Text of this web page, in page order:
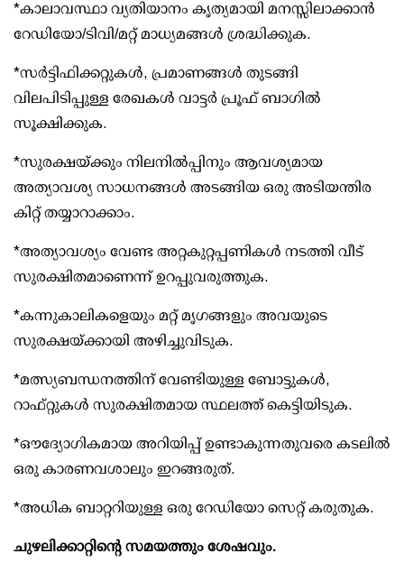
*കാലാവസ്ഥാ വ്യതിയാനം കൃത്യമായി മനസ്സിലാക്കാന്‍
റേഡിയോ/ടിവി/മറ്റ് മാധ്യമങ്ങള്‍ ശ്രദ്ധിക്കുക.
*സര്‍ട്ടിഫിക്കറ്റുകള്‍, പ്രമാണങ്ങള്‍ തുടങ്ങി
വിലപിടിപ്പുള്ള രേഖകള്‍ വാട്ടര്‍ പ്രൂഫ് ബാഗില്‍
സൂക്ഷിക്കുക.
*സുരക്ഷയ്ക്കും നിലനില്‍പ്പിനും ആവശ്യമായ
അത്യാവശ്യ സാധനങ്ങള്‍ അടങ്ങിയ ഒരു അടിയന്തിര
കിറ്റ് തയ്യാറാക്കാം.
*അത്യാവശ്യം വേണ്ട അറ്റകുറ്റപ്പണികള്‍ നടത്തി വീട്
സുരക്ഷിതമാണെന്ന് ഉറപ്പുവരുത്തുക.
*കന്നുകാലികളെയും മറ്റ് മൃഗങ്ങളും അവയുടെ
സുരക്ഷയ്ക്കായി അഴിച്ചുവിടുക.
*മത്സ്യബന്ധനത്തിന് വേണ്ടിയുള്ള ബോട്ടുകള്‍,
റാഫ്റ്റുകള്‍ സുരക്ഷിതമായ സ്ഥലത്ത് കെട്ടിയിടുക.
*ഔദ്യോഗികമായ അറിയിപ്പ് ഉണ്ടാകുന്നതുവരെ കടലില്‍
ഒരു കാരണവശാലും ഇറങ്ങരുത്.
*അധിക ബാറ്ററിയുള്ള ഒരു റേഡിയോ സെറ്റ് കരുതുക.
ചുഴലിക്കാറ്റിന്റെ സമയത്തും ശേഷവും.